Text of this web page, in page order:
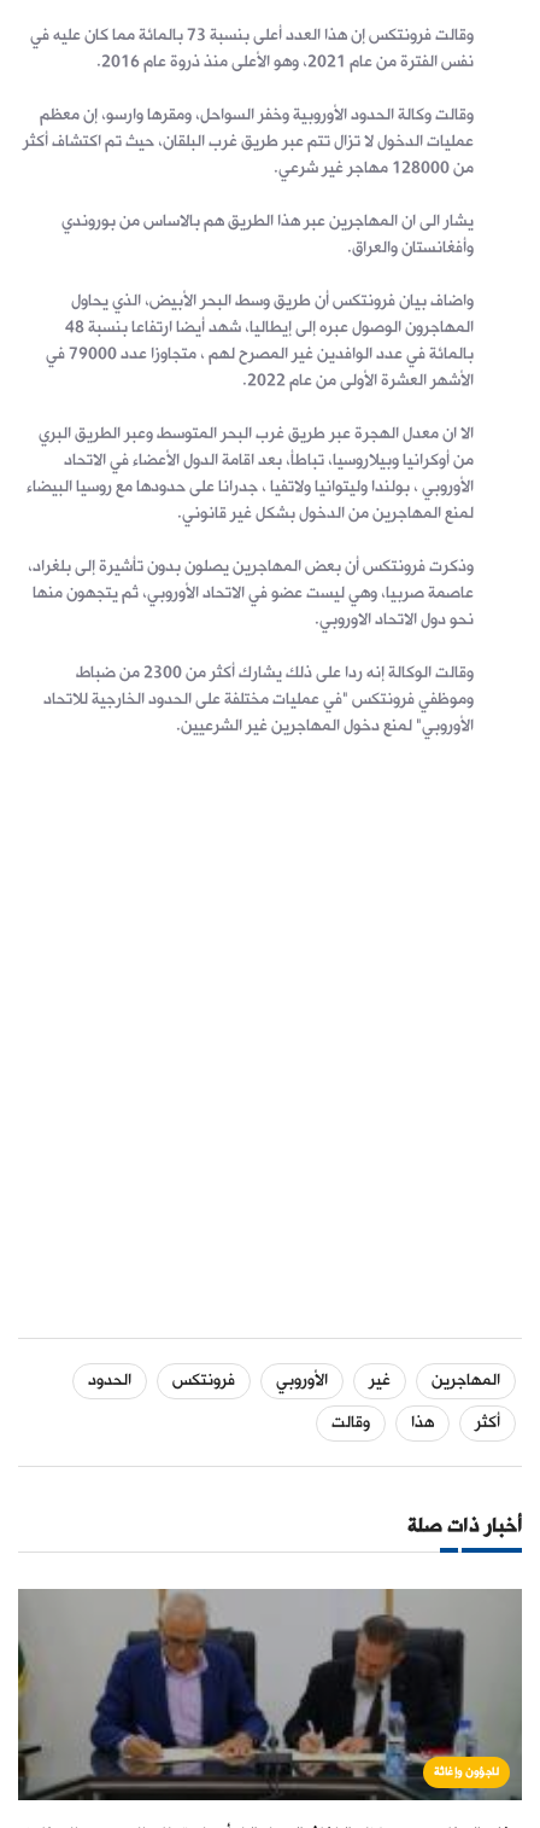
وقالت فرونتكس إن هذا العدد أعلى بنسبة 73 بالمائة مما كان عليه في
نفس الفترة من عام 2021، وهو الأعلى منذ ذروة عام 2016.
وقالت وكالة الحدود الأوروبية وخفر السواحل، ومقرها وارسو، إن معظم
عمليات الدخول لا تزال تتم عبر طريق غرب البلقان، حيث تم اكتشاف أكثر
من 128000 مهاجر غير شرعي.
يشار الى ان المهاجرين عبر هذا الطريق هم بالاساس من بوروندي
وأفغانستان والعراق.
واضاف بيان فرونتكس أن طريق وسط البحر الأبيض، الذي يحاول
المهاجرون الوصول عبره إلى إيطاليا، شهد أيضا ارتفاعا بنسبة 48
بالمائة في عدد الوافدين غير المصرح لهم ، متجاوزا عدد 79000 في
الأشهر العشرة الأولى من عام 2022.
الا ان معدل الهجرة عبر طريق غرب البحر المتوسط وعبر الطريق البري
من أوكرانيا وبيلاروسيا، تباطأ، بعد اقامة الدول الأعضاء في الاتحاد
الأوروبي ، بولندا وليتوانيا ولاتفيا ، جدرانا على حدودها مع روسيا البيضاء
لمنع المهاجرين من الدخول بشكل غير قانوني.
وذكرت فرونتكس أن بعض المهاجرين يصلون بدون تأشيرة إلى بلغراد،
عاصمة صربيا، وهي ليست عضو في الاتحاد الأوروبي، ثم يتجهون منها
نحو دول الاتحاد الاوروبي.
وقالت الوكالة إنه ردا على ذلك يشارك أكثر من 2300 من ضباط
وموظفي فرونتكس "في عمليات مختلفة على الحدود الخارجية للاتحاد
الأوروبي" لمنع دخول المهاجرين غير الشرعيين.
المهاجرين غير الأوروبي فرونتكس
الحدود
أكثر
هذا وقالت
أخبار ذات صلة
لاجؤون وإغاثة